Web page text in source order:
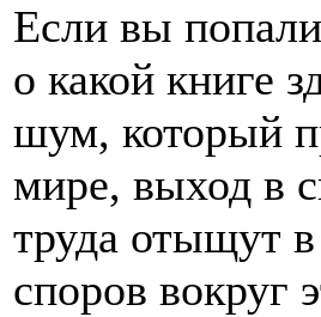
Если вы попали
о какой книге
шум, который
мире, выход в
труда отыщут
споров вокруг